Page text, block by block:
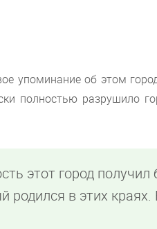
упоминание об этом
полностью разрушило
этот город
родился в этих